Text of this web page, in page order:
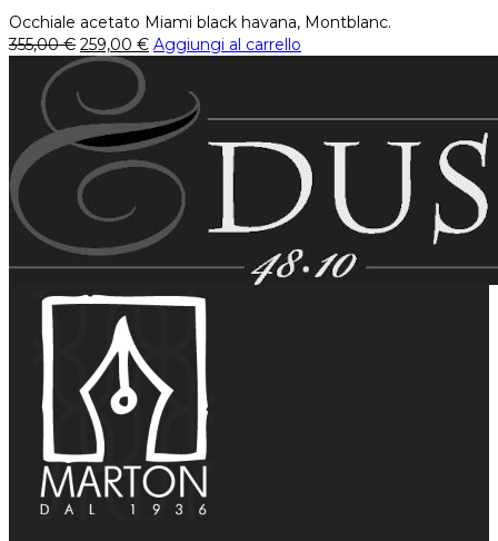
Occhiale acetato Miami black havana, Montblanc.
355,00€ 259,00 € Aggiungi al carrello